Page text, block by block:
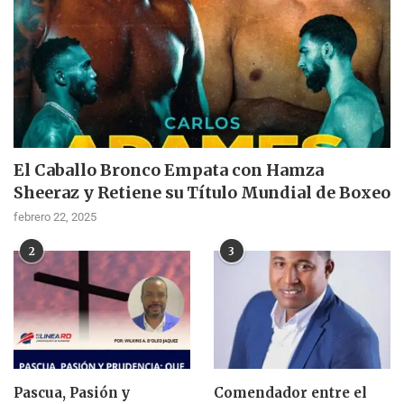
El Caballo Bronco Empata con Hamza
Sheeraz y Retiene su Título Mundial de Boxeo
febrero 22, 2025
2
Pascua, Pasión y
3
Comendador entre el